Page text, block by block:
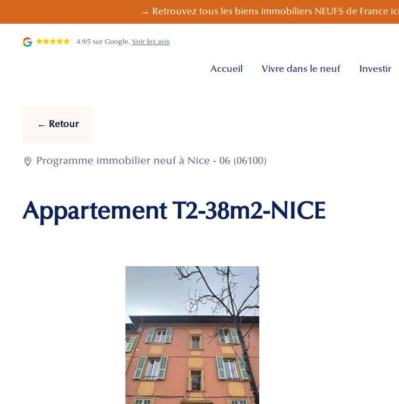
→ Retrouvez tous les biens immobiliers NEUFS de France
4.9/5 sur Google. Voir les avis
Accueil Vivre dans le neuf Investir
← Retour
 Programme immobilier neuf à Nice - 06 (06100)
Appartement T2-38m2-NICE